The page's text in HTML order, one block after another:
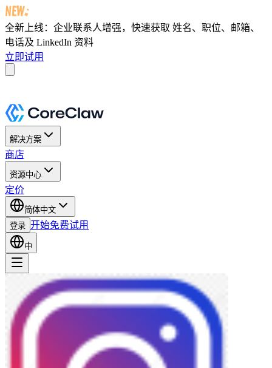
全新上线：企业联系人增强，快速获取 姓名、职位、邮箱、
电话及 LinkedIn 资料
立即试用
解决方案
商店
资源中心
定价
简体中文
登录 开始免费试用
中